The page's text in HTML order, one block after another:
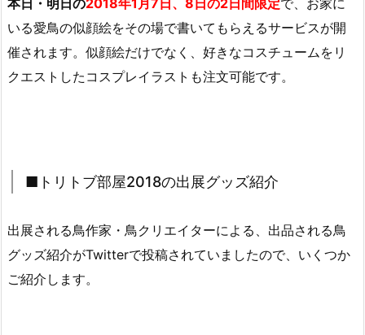
いる愛鳥の似顔絵をその場で書いてもらえるサービスが開
催されます。似顔絵だけでなく、好きなコスチュームをリ
クエストしたコスプレイラストも注文可能です。
■トリトブ部屋2018の出展グッズ紹介
出展される鳥作家・鳥クリエイターによる、出品される鳥
グッズ紹介がTwitterで投稿されていましたので、いくつか
ご紹介します。